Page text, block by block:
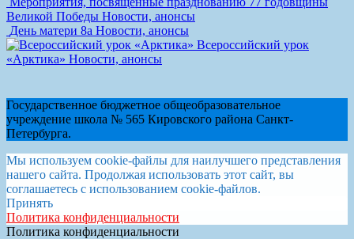
Великой Победы Новости, анонсы
День матери 8а Новости, анонсы
Всероссийский урок
«Арктика» Новости, анонсы
Государственное бюджетное общеобразовательное
учреждение школа № 565 Кировского района Санкт-
Петербурга.
Мы используем cookie-файлы для наилучшего представления
нашего сайта. Продолжая использовать этот сайт, вы
соглашаетесь с использованием cookie-файлов.
Принять
Политика конфиденциальности
Политика конфиденциальности